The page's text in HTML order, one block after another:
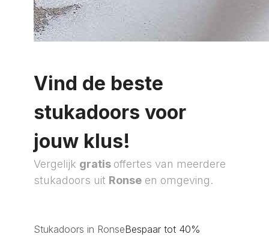
Vind de beste
stukadoors voor
jouw klus!
Vergelijk gratis offertes van meerdere
stukadoors uit Ronse en omgeving.
Stukadoors in RonseBespaar tot 40%